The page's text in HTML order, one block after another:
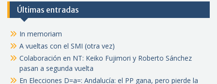
Últimas entradas
In memoriam
A vueltas con el SMI (otra vez)
Colaboración en NT: Keiko Fujimori y Roberto Sánchez
pasan a segunda vuelta
En Elecciones D=a=: Andalucía: el PP gana, pero pierde la